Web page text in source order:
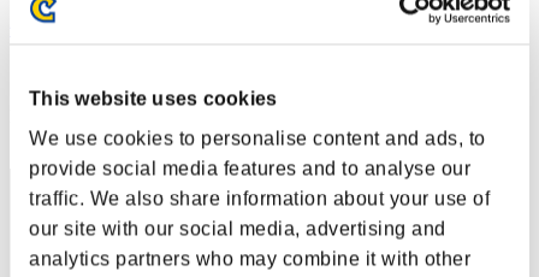
This website uses cookies
We use cookies to personalise content and ads, to
provide social media features and to analyse our
traffic. We also share information about your use of
our site with our social media, advertising and
analytics partners who may combine it with other
依愛
32